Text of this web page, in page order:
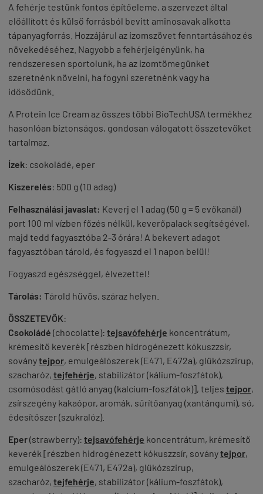
A fehérje testünk fontos építőeleme, a szervezet által
előállított és külső forrásból bevitt aminosavak alkotta
tápanyagforrás. Hozzájárul az izomszövet fenntartásához és
növekedéséhez. Nagyobb a fehérjeigényünk, ha
rendszeresen sportolunk, ha az izomtömegünket
szeretnénk növelni, ha fogyni szeretnénk vagy ha
idősödünk.
A Protein Ice Cream az összes többi BioTechUSA termékhez
hasonlóan biztonságos, gondosan válogatott összetevőket
tartalmaz.
Ízek: csokoládé, eper
Kiszerelés: 500 g (10 adag)
Felhasználási javaslat: Keverj el 1 adag (50 g = 5 evőkanál)
port 100 ml vízben főzés nélkül, keverőpalack segítségével,
majd tedd fagyasztóba 2-3 órára! A bekevert adagot
fagyasztóban tárold, és fogyaszd el 1 napon belül!
Fogyaszd egészséggel, élvezettel!
Tárolás: Tárold hűvös, száraz helyen.
ÖSSZETEVŐK:
Csokoládé (chocolatte): tejsavófehérje koncentrátum,
krémesítő keverék [részben hidrogénezett kókuszzsír,
soványtejpor, emulgeálószerek (E471, E472a), glükózszirup,
szacharóz, tejfehérje, stabilizátor (kálium-foszfátok),
csomósodást gátló anyag (kalcium-foszfátok)], teljes tejpor,
zsírszegény kakaópor, aromák, sűrítőanyag (xantángumi), só,
édesítőszer (szukralóz).
Eper(strawberry): tejsavófehérje koncentrátum, krémesítő
keverék [részben hidrogénezett kókuszzsír, soványtejpor,
emulgeálószerek (E471, E472a), glükózszirup,
szacharóz, tejfehérje, stabilizátor (kálium-foszfátok),